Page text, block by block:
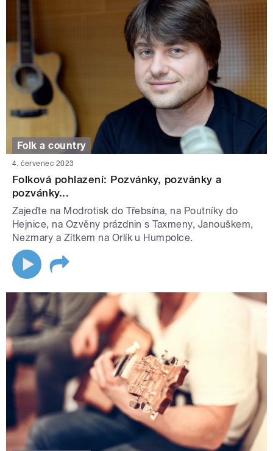
Folk a country
4. červenec 2023
Folková pohlazení: Pozvánky, pozvánky a
pozvánky...
Zajeďte na Modrotisk do Třebsína, na Poutníky do
Hejnice, na Ozvěny prázdnin s Taxmeny, Janouškem,
Nezmary a Zítkem na Orlík u Humpolce.